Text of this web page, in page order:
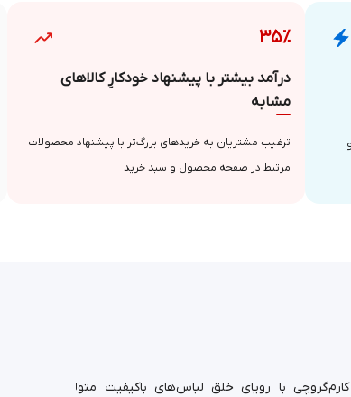
۳۵٪
درآمد بیشتر با پیشنهاد خودکارِ کالاهای
مشابه
ترغیب مشتریان به خریدهای بزرگ‌تر با پیشنهاد محصولات
مرتبط در صفحه محصول و سبد خرید
گروچی با رویای خلق لباس‌های باکیفیت متولد شد.